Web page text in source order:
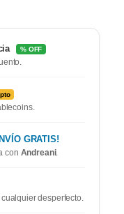
% OFF
GRATIS!
con Andreani.
desperfecto.